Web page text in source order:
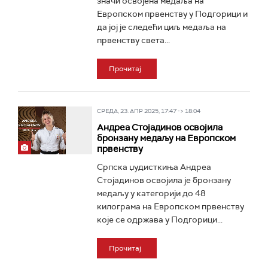
Европском првенству у Подгорици и
да јој је следећи циљ медаља на
првенству света...
Прочитај
СРЕДА, 23. АПР 2025, 17:47 -> 18:04
Андреа Стојадинов освојила
бронзану медаљу на Европском
првенству
Српска џудисткиња Андреа
Стојадинов освојила је бронзану
медаљу у категорији до 48
килограма на Европском првенству
које се одржава у Подгорици...
Прочитај